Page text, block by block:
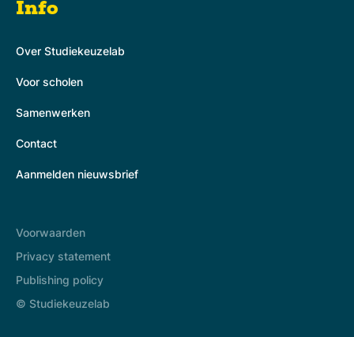
Info
Over Studiekeuzelab
Voor scholen
Samenwerken
Contact
Aanmelden nieuwsbrief
Voorwaarden
Privacy statement
Publishing policy
© Studiekeuzelab